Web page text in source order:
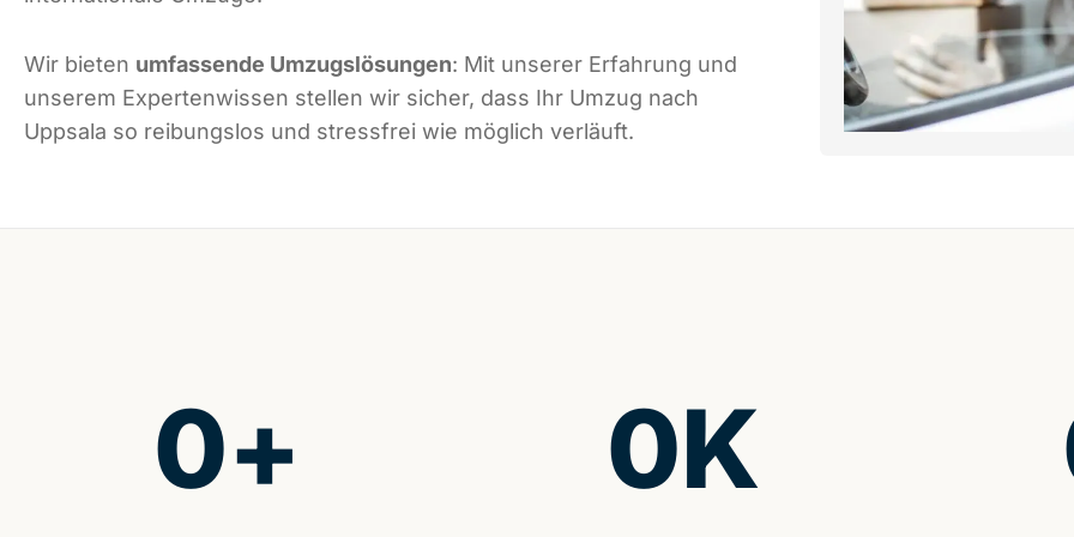
Wir bieten umfassende Umzugslösungen: Mit unserer Erfahrung und
unserem Expertenwissen stellen wir sicher, dass Ihr Umzug nach
Uppsala so reibungslos und stressfrei wie möglich verläuft.
0+ 0K